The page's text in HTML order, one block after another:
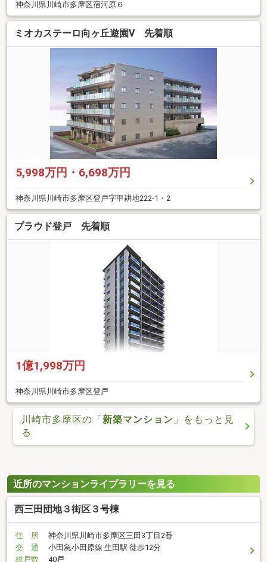
神奈川県川崎市多摩区宿河原６
ミオカステーロ向ヶ丘遊園V 先着順
5,998万円・6,698万円
神奈川県川崎市多摩区登戸字甲耕地222-1・2
プラウド登戸 先着順
1億1,998万円
神奈川県川崎市多摩区登戸
川崎市多摩区の「新築マンション 」をもっと見
る
近所のマンションライブラリーを見る
西三田団地３街区３号棟
住 所
神奈川県川崎市多摩区三田3丁目2番
交 通
小田急小田原線 生田駅 徒歩12分
総戸数
40戸